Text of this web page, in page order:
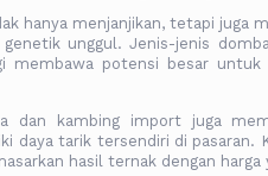
hanya menjanjikan, tetapi juga
unggul. Jenis-jenis
potensi besar untuk
dan kambing import juga
daya tarik tersendiri di pasaran.
hasil ternak dengan harga